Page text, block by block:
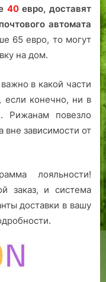
40евро, доставят
автомата
65 евро, то могут
на дом.
в какой части
если конечно, ни в
Рижанам повезло
вне зависимости от
лояльности!
заказ, и система
доставки в вашу